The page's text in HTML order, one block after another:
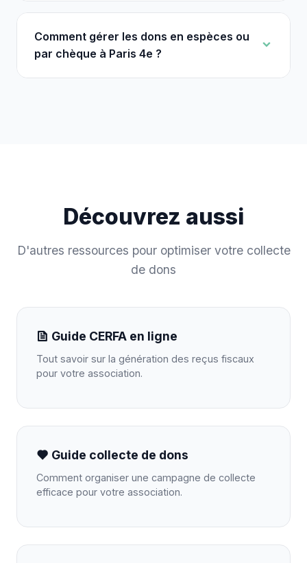
Comment gérer les dons en espèces ou
par chèque à Paris 4e ?
Découvrez aussi
D'autres ressources pour optimiser votre collecte
de dons
Guide CERFA en ligne
Tout savoir sur la génération des reçus fiscaux
pour votre association.
Guide collecte de dons
Comment organiser une campagne de collecte
efficace pour votre association.